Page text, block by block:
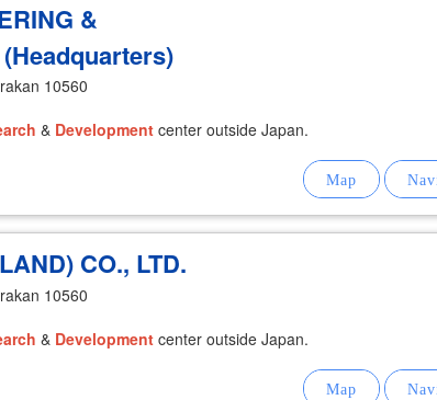
&
(Headquarters)
10560
& Development center outside Japan.
CO., LTD.
10560
& Development center outside Japan.